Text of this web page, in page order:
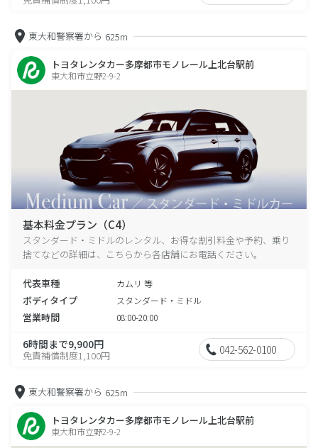
東大和警察署から 625m
トヨタレンタカー多摩都市モノレール上北台駅前
東大和市立野2-9-2
基本料金プラン（C4）
スタンダード・ミドルのレンタル、お得な割引料金や予約、乗り
捨てなどの詳細は、こちらから各店舗にお電話ください。
代表車種 カムリ 等
ボディタイプ スタンダード・ミドル
営業時間 08:00-20:00
6時間まで9,900円
免責補償制度1,100円 042-562-0100
東大和警察署から 625m
トヨタレンタカー多摩都市モノレール上北台駅前
東大和市立野2-9-2